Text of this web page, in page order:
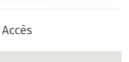
Accès